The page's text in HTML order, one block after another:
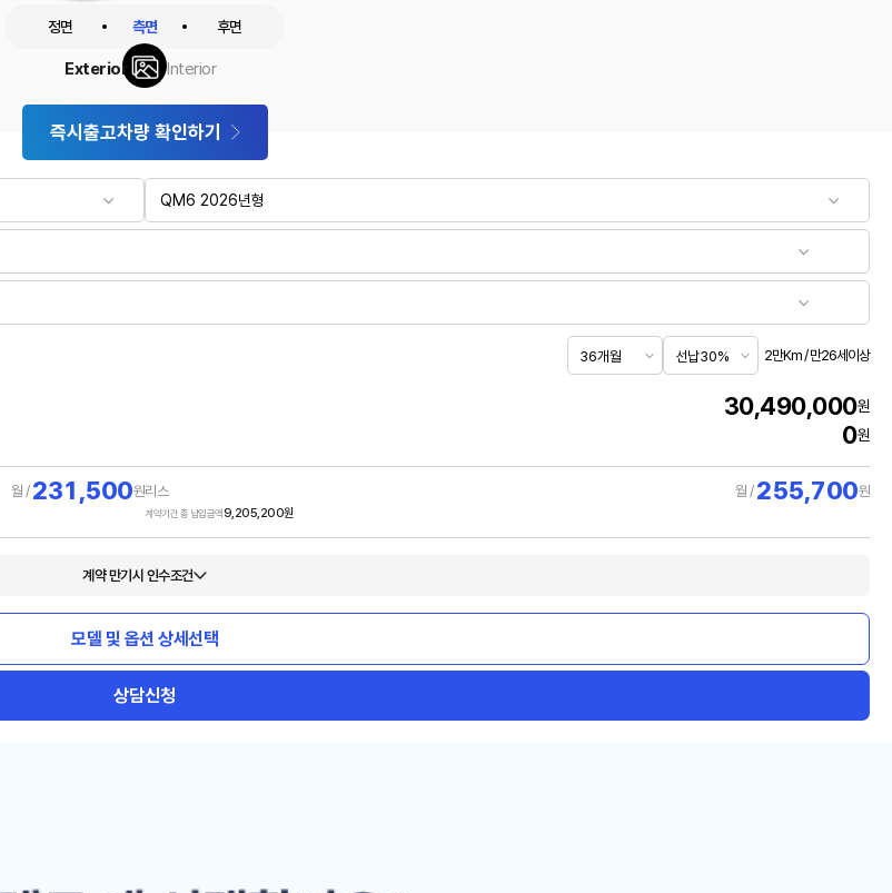
정면 측면 후면
Exterior Interior
즉시출고차량 확인하기
2만Km / 만26세이상
30,490,000원
0원
월 / 231,500원리스 월 / 255,700원
계약기간 총 납입금액9,205,200원
계약 만기시 인수조건
모델 및 옵션 상세선택
상담신청